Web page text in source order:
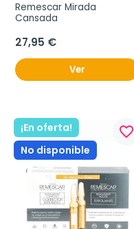
Remescar Mirada
Cansada
27,95 €
Ver
¡En oferta!
No disponible
favorite_border